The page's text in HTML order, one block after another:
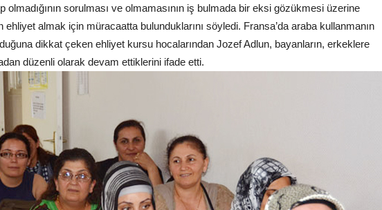
olmadığının sorulması ve olmamasının iş bulmada bir eksi gözükmesi üzerine
ehliyet almak için müracaatta bulunduklarını söyledi. Fransa’da araba kullanmanın
dikkat çeken ehliyet kursu hocalarından Jozef Adlun, bayanların, erkeklere
düzenli olarak devam ettiklerini ifade etti.